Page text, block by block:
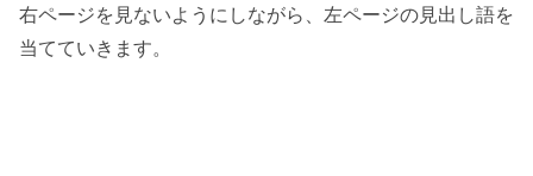
右ページを見ないようにしながら、左ページの見出し語を
当てていきます。